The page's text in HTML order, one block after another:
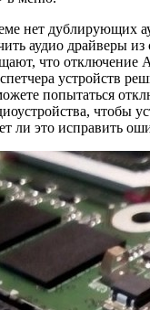
нет дублирующих
аудио драйверы
что отключение
устройств
попытаться
чтобы
ли это исправить